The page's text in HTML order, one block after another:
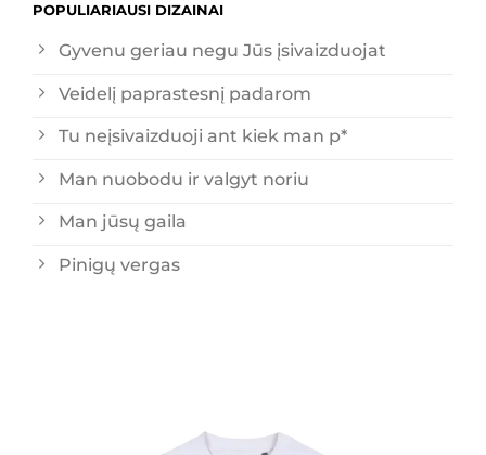
POPULIARIAUSI DIZAINAI
Gyvenu geriau negu Jūs įsivaizduojat
Veidelį paprastesnį padarom
Tu neįsivaizduoji ant kiek man p*
Man nuobodu ir valgyt noriu
Man jūsų gaila
Pinigų vergas